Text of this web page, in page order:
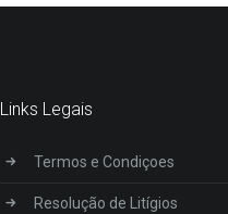
Links Legais
Termos e Condiçoes
Resolução de Litígios